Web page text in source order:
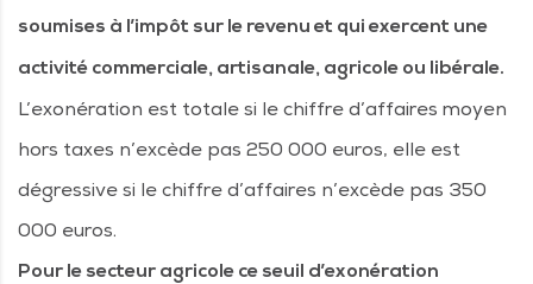
soumises à l’impôt sur le revenu et qui exercent une
activité commerciale, artisanale, agricole ou libérale.
L’exonération est totale si le chiffre d’affaires moyen
hors taxes n’excède pas 250 000 euros, elle est
dégressive si le chiffre d’affaires n’excède pas 350
000 euros.
Pour le secteur agricole ce seuil d’exonération